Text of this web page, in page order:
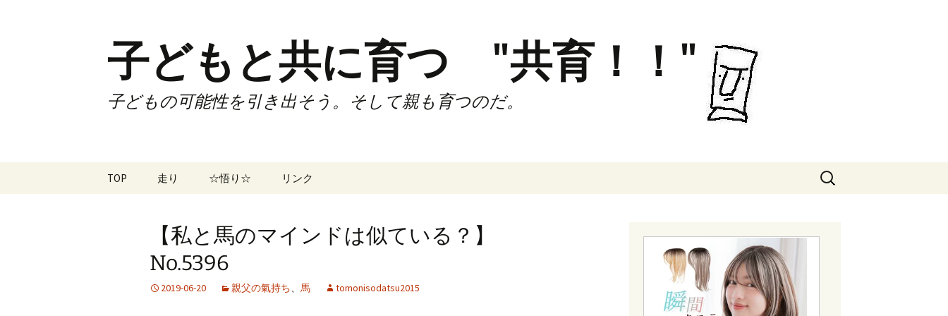
子どもと共に育つ "共育！！"
子どもの可能性を引き出そう。そして親も育つのだ。
TOP 走り
試合
ズームフライ
☆悟り☆ リンク
70歳でサブスリー
検
索:
【私と馬のマインドは似ている？】
No.5396
2019-06-20 親父の氣持ち、 馬 tomonisodatsu2015